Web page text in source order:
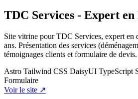
TDC Services - Expert en
Site vitrine pour TDC Services, expert en
ans. Présentation des services
témoignages clients et formulaire de devis.
Astro Tailwind CSS DaisyUI TypeScript
Formulaire
Voir le site ↗